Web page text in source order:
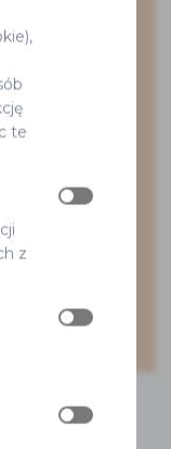
GOŚCI DO
te
z